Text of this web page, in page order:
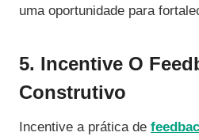
uma oportunidade para
5. Incentive O
Construtivo
Incentive a prática de